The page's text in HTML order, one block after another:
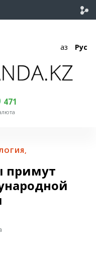
Қаз Рус
471
541.5
,
примут